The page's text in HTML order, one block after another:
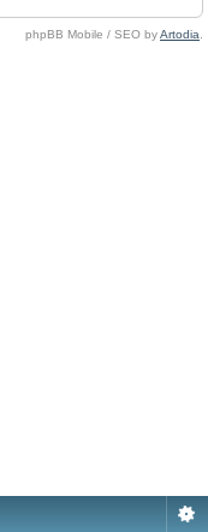
phpBB Mobile / SEO byArtodia